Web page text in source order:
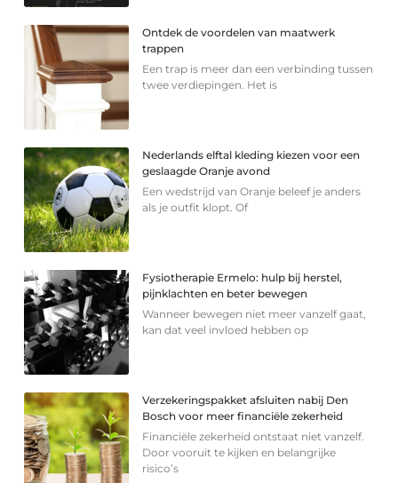
Ontdek de voordelen van maatwerk
trappen
Een trap is meer dan een verbinding tussen
twee verdiepingen. Het is
Nederlands elftal kleding kiezen voor een
geslaagde Oranje avond
Een wedstrijd van Oranje beleef je anders
als je outfit klopt. Of
Fysiotherapie Ermelo: hulp bij herstel,
pijnklachten en beter bewegen
Wanneer bewegen niet meer vanzelf gaat,
kan dat veel invloed hebben op
Verzekeringspakket afsluiten nabij Den
Bosch voor meer financiële zekerheid
Financiële zekerheid ontstaat niet vanzelf.
Door vooruit te kijken en belangrijke
risico’s